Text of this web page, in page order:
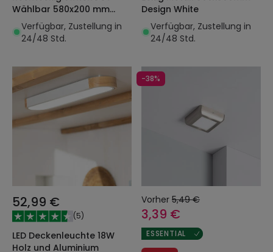
Wählbar 580x200 mm
Doppelseitig
Verfügbar, Zustellung in
24/48 Std.
Design White
Verfügbar, Zustellung in
24/48 Std.
52,99 €
(5)
LED Deckenleuchte 18W
Holz und Aluminium
-38%
Vorher 5,49 €
3,39 €
ESSENTIAL